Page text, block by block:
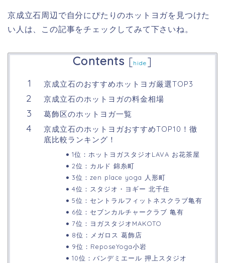
京成立石周辺で自分にぴたりのホットヨガを見つけた
い人は、この記事をチェックしてみて下さいね。
Contents [hide ]
京成立石のおすすめホットヨガ厳選TOP3
京成立石のホットヨガの料金相場
葛飾区のホットヨガ一覧
京成立石のホットヨガおすすめTOP10！徹
底比較ランキング！
1位：ホットヨガスタジオLAVA お花茶屋
2位：カルド 錦糸町
3位：zen place yoga 人形町
4位：スタジオ・ヨギー 北千住
5位：セントラルフィットネスクラブ亀有
6位：セブンカルチャークラブ 亀有
7位：ヨガスタジオMAKOTO
8位：メガロス 葛飾店
9位：ReposeYoga小岩
10位：バンデミエール 押上スタジオ